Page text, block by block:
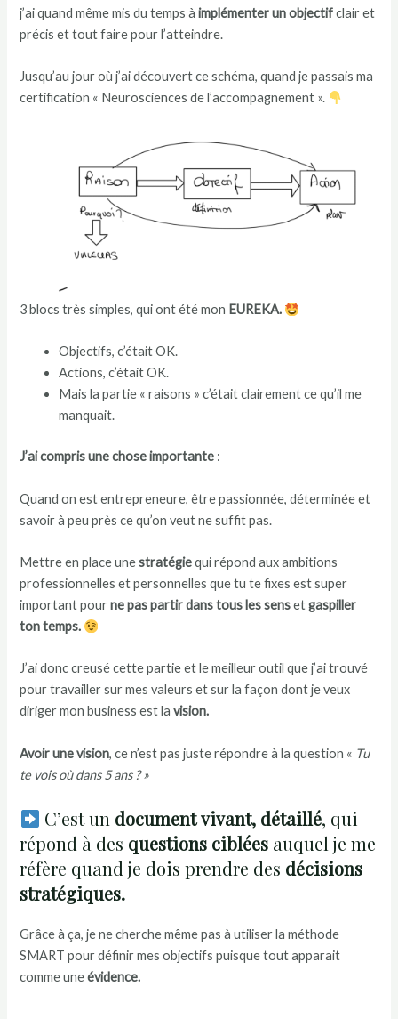
j’ai quand même mis du temps àimplémenter un objectifclair et
précis et tout faire pour l’atteindre.
Jusqu’au jour où j’ai découvert ce schéma, quand je passais ma
certification « Neurosciences de l’accompagnement ».
3 blocs très simples, qui ont été mon EUREKA.
Objectifs, c’était OK.
Actions, c’était OK.
Mais la partie « raisons » c’était clairement ce qu’il me
manquait.
J’ai compris une chose importante :
Quand on est entrepreneure, être passionnée, déterminée et
savoir à peu près ce qu’on veut ne suffit pas.
Mettre en place unestratégiequi répond aux ambitions
professionnelles et personnelles que tu te fixes est super
important pourne pas partir dans tous les sensetgaspiller
ton temps.
J’ai donc creusé cette partie et le meilleur outil que j’ai trouvé
pour travailler sur mes valeurs et sur la façon dont je veux
diriger mon business est lavision.
Avoir une vision, ce n’est pas juste répondre à la question « Tu
te vois où dans 5 ans ? »
C’est un document vivant, détaillé, qui
répond à des questions ciblées auquel je me
réfère quand je dois prendre des décisions
stratégiques.
Grâce à ça, je ne cherche même pas à utiliser la méthode
SMART pour définir mes objectifs puisque tout apparait
comme uneévidence.